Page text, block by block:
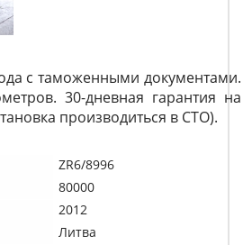
с таможенными документами.
30-дневная гарантия на
производиться в СТО).
ZR6/8996
80000
2012
Литва